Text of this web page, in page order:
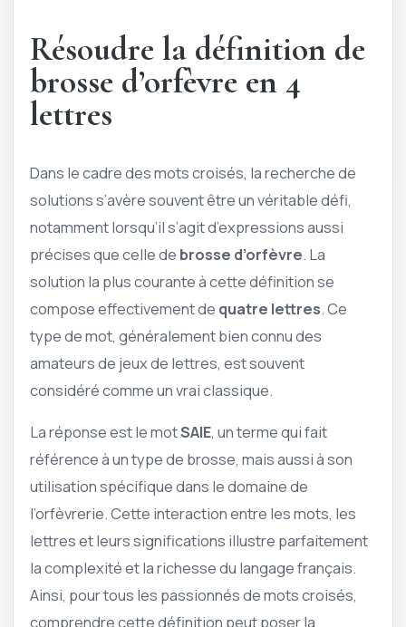
Résoudre la définition de
brosse d’orfèvre en 4
lettres
Dans le cadre des mots croisés, la recherche de
solutions s’avère souvent être un véritable défi,
notamment lorsqu’il s’agit d’expressions aussi
précises que celle de brosse d’orfèvre . La
solution la plus courante à cette définition se
compose effectivement de quatre lettres . Ce
type de mot, généralement bien connu des
amateurs de jeux de lettres, est souvent
considéré comme un vrai classique.
La réponse est le motSAIE, un terme qui fait
référence à un type de brosse, mais aussi à son
utilisation spécifique dans le domaine de
l’orfèvrerie. Cette interaction entre les mots, les
lettres et leurs significations illustre parfaitement
la complexité et la richesse du langage français.
Ainsi, pour tous les passionnés de mots croisés,
comprendre cette définition peut poser la